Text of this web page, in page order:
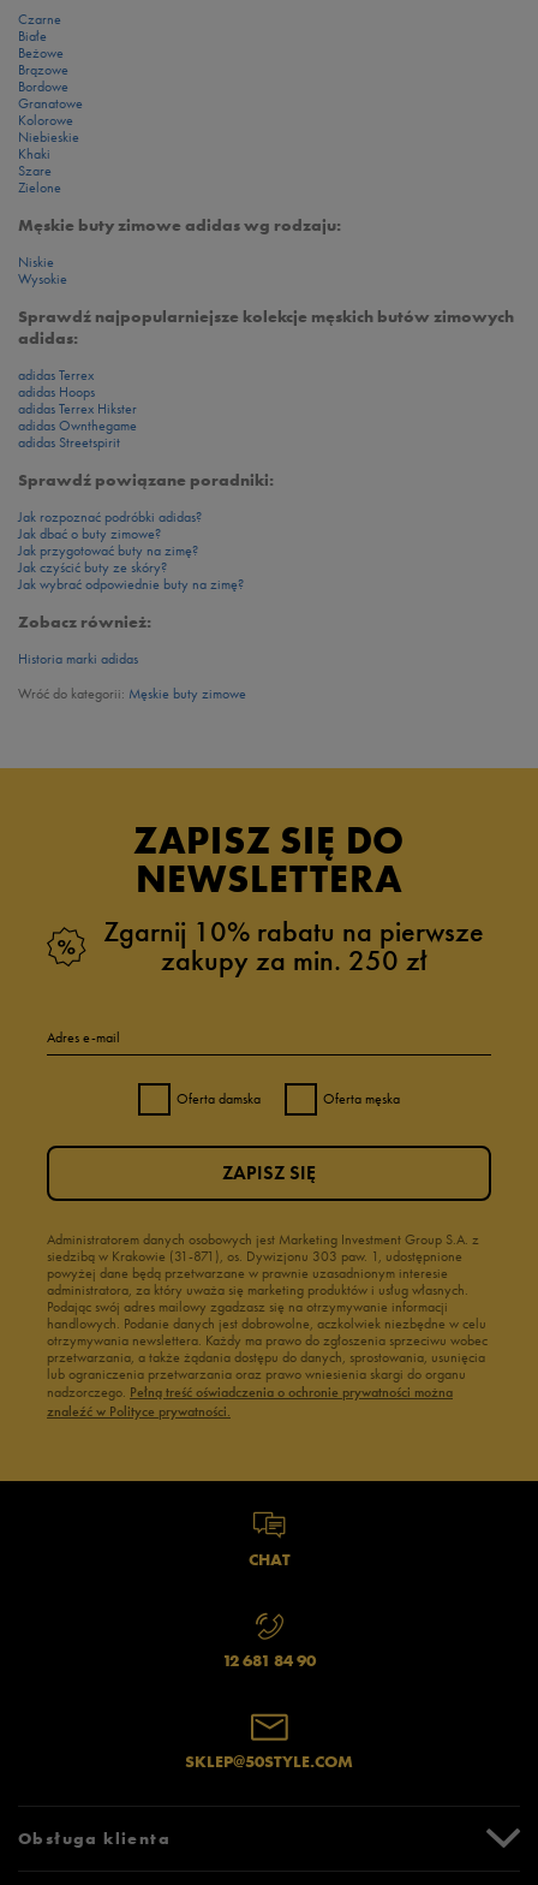
Czarne
Białe
Beżowe
Brązowe
Bordowe
Granatowe
Kolorowe
Niebieskie
Khaki
Szare
Zielone
Męskie buty zimowe adidas wg rodzaju:
Niskie
Wysokie
Sprawdź najpopularniejsze kolekcje męskich butów zimowych
adidas:
adidas Terrex
adidas Hoops
adidas Terrex Hikster
adidas Ownthegame
adidas Streetspirit
Sprawdź powiązane poradniki:
Jak rozpoznać podróbki adidas?
Jak dbać o buty zimowe?
Jak przygotować buty na zimę?
Jak czyścić buty ze skóry?
Jak wybrać odpowiednie buty na zimę?
Zobacz również:
Historia marki adidas
Wróć do kategorii: Męskie buty zimowe
ZAPISZ SIĘ DO
NEWSLETTERA
Zgarnij 10% rabatu na pierwsze
zakupy za min. 250 zł
Adres e-mail
Oferta damska Oferta męska
Administratorem danych osobowych jest Marketing Investment Group S.A. z
siedzibą w Krakowie (31-871), os. Dywizjonu 303 paw. 1, udostępnione
powyżej dane będą przetwarzane w prawnie uzasadnionym interesie
administratora, za który uważa się marketing produktów i usług własnych.
Podając swój adres mailowy zgadzasz się na otrzymywanie informacji
handlowych. Podanie danych jest dobrowolne, aczkolwiek niezbędne w celu
otrzymywania newslettera. Każdy ma prawo do zgłoszenia sprzeciwu wobec
przetwarzania, a także żądania dostępu do danych, sprostowania, usunięcia
lub ograniczenia przetwarzania oraz prawo wniesienia skargi do organu
nadzorczego. Pełną treść oświadczenia o ochronie prywatności można
znaleźć w Polityce prywatności.
ZAPISZ SIĘ
CHAT
12 681 84 90
SKLEP@50STYLE.COM
Obsługa klienta